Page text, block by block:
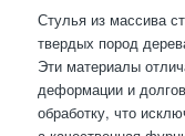
Стулья из массива
твердых пород
Эти материалы
деформации и
обработку, что